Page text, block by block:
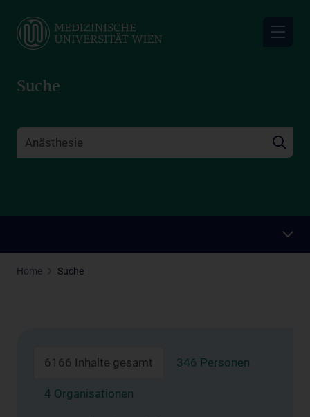
main
Suche
Home Suche
6166 Inhalte gesamt 346 Personen
4 Organisationen